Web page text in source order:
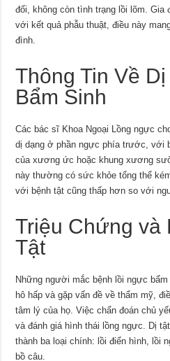
đối, không còn tình trạng lồi lõm. Gia
với kết quả phẫu thuật, điều này
đình.
Thông Tin Về
Bẩm Sinh
Các bác sĩ Khoa Ngoại Lồng ngực
dị dạng ở phần ngực phía trước, với
của xương ức hoặc khung xương
này thường có sức khỏe tổng thể
với bệnh tật cũng thấp hơn so với
Triệu Chứng và
Tật
Những người mắc bệnh lồi ngực
hô hấp và gặp vấn đề về thẩm mỹ,
tâm lý của họ. Việc chẩn đoán chủ
và đánh giá hình thái lồng ngực. Dị
thành ba loại chính: lồi điển hình, lồi
bồ câu.